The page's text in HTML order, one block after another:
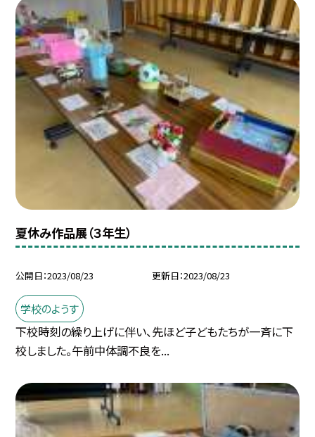
夏休み作品展（３年生）
公開日 2023/08/23 更新日 2023/08/23
学校のようす
下校時刻の繰り上げに伴い、先ほど子どもたちが一斉に下
校しました。午前中体調不良を...